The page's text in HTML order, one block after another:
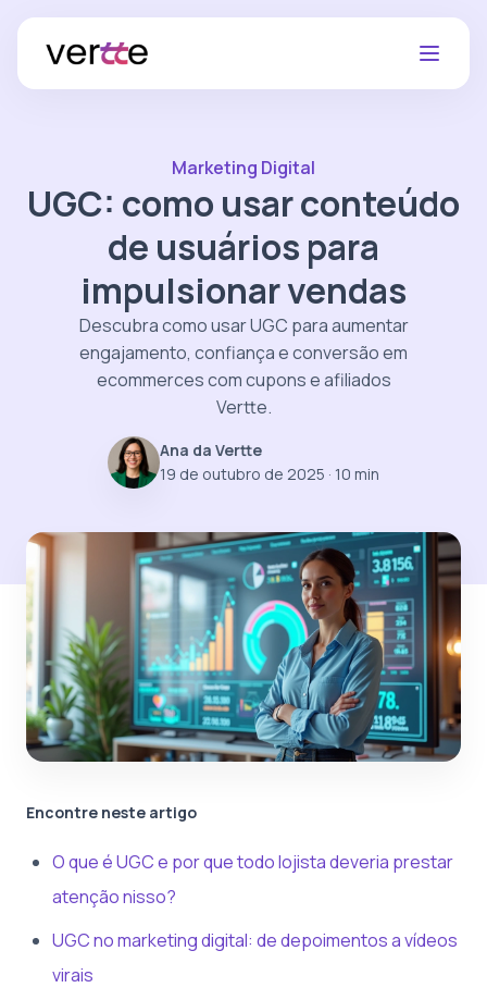
Marketing Digital
UGC: como usar conteúdo
de usuários para
impulsionar vendas
Descubra como usar UGC para aumentar
engajamento, confiança e conversão em
ecommerces com cupons e afiliados
Vertte.
Ana da Vertte
19 de outubro de 2025 · 10 min
Encontre neste artigo
O que é UGC e por que todo lojista deveria prestar
atenção nisso?
UGC no marketing digital: de depoimentos a vídeos
virais